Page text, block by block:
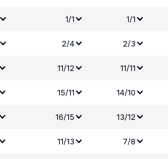
1/1 1/1
2/4 2/3
11/12 11/11
15/11 14/10
16/15 13/12
11/13 7/8